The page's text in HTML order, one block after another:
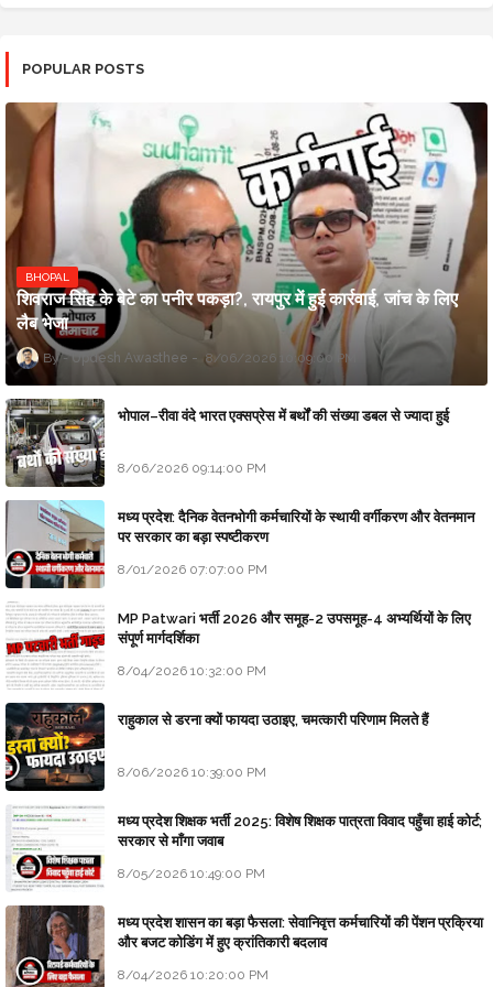
POPULAR POSTS
BHOPAL
शिवराज सिंह के बेटे का पनीर पकड़ा?, रायपुर में हुई कार्रवाई, जांच के लिए
लैब भेजा
Updesh Awasthee 8/06/2026 10:09:00 PM
भोपाल–रीवा वंदे भारत एक्सप्रेस में बर्थों की संख्या डबल से ज्यादा हुई
8/06/2026 09:14:00 PM
मध्य प्रदेश: दैनिक वेतनभोगी कर्मचारियों के स्थायी वर्गीकरण और वेतनमान
पर सरकार का बड़ा स्पष्टीकरण
8/01/2026 07:07:00 PM
MP Patwari भर्ती 2026 और समूह-2 उपसमूह-4 अभ्यर्थियों के लिए
संपूर्ण मार्गदर्शिका
8/04/2026 10:32:00 PM
राहुकाल से डरना क्यों फायदा उठाइए, चमत्कारी परिणाम मिलते हैं
8/06/2026 10:39:00 PM
मध्य प्रदेश शिक्षक भर्ती 2025: विशेष शिक्षक पात्रता विवाद पहुँचा हाई कोर्ट;
सरकार से माँगा जवाब
8/05/2026 10:49:00 PM
मध्य प्रदेश शासन का बड़ा फैसला: सेवानिवृत्त कर्मचारियों की पेंशन प्रक्रिया
और बजट कोडिंग में हुए क्रांतिकारी बदलाव
8/04/2026 10:20:00 PM